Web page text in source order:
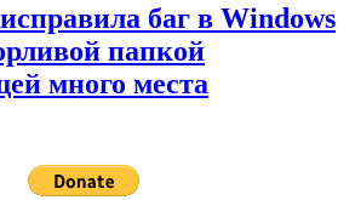
баг в Windows
папкой
много места